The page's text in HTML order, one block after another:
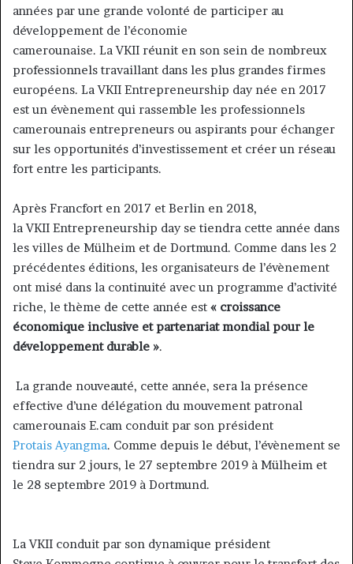
années par une grande volonté de participer au
développement de l’économie
camerounaise. La VKII réunit en son sein de nombreux
professionnels travaillant dans les plus grandes firmes
européens. La VKII Entrepreneurship day née en 2017
est un évènement qui rassemble les professionnels
camerounais entrepreneurs ou aspirants pour échanger
sur les opportunités d’investissement et créer un réseau
fort entre les participants.
Après Francfort en 2017 et Berlin en 2018,
la VKII Entrepreneurship day se tiendra cette année dans
les villes de Mülheim et de Dortmund. Comme dans les 2
précédentes éditions, les organisateurs de l’évènement
ont misé dans la continuité avec un programme d’activité
riche, le thème de cette année est « croissance
économique inclusive et partenariat mondial pour le
développement durable ».
La grande nouveauté, cette année, sera la présence
effective d’une délégation du mouvement patronal
camerounais E.cam conduit par son président
Protais Ayangma. Comme depuis le début, l’évènement se
tiendra sur 2 jours, le 27 septembre 2019 à Mülheim et
le 28 septembre 2019 à Dortmund.
La VKII conduit par son dynamique président